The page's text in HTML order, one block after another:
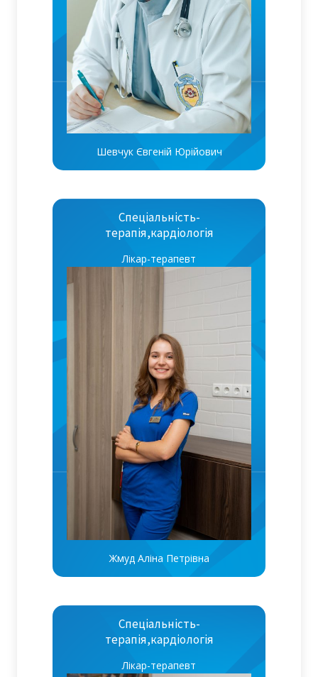
Шевчук Євгеній Юрійович
Спеціальність-
терапія,кардіологія
Лікар-терапевт
Жмуд Аліна Петрівна
Спеціальність-
терапія,кардіологія
Лікар-терапевт